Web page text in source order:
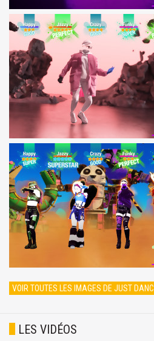
VOIR TOUTES LES IMAGES DE JUST
LES VIDÉOS